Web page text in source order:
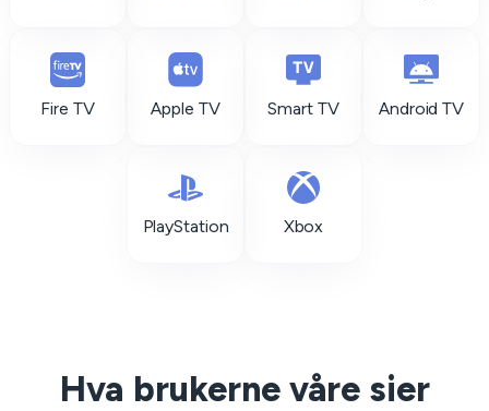
Fire TV Apple TV Smart TV Android TV
PlayStation Xbox
Hva brukerne våre sier